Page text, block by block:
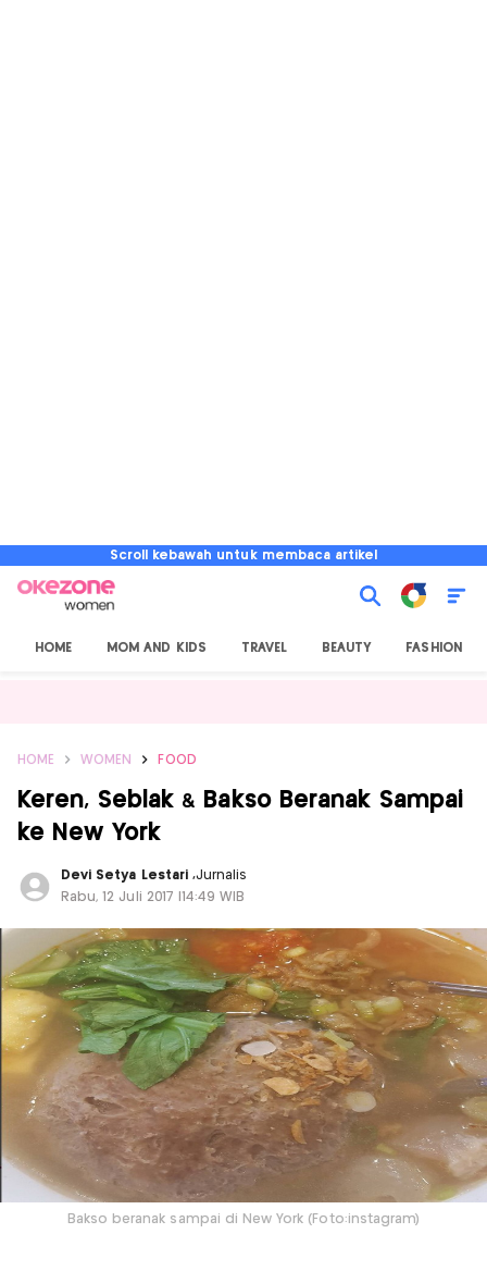
Scroll kebawah untuk membaca artikel
HOME MOM AND KIDS TRAVEL BEAUTY FASHION
HOME WOMEN FOOD
Keren, Seblak & Bakso Beranak Sampai
ke New York
Devi Setya Lestari ,Jurnalis
Rabu, 12 Juli 2017 |14:49 WIB
Bakso beranak sampai di New York (Foto:instagram)